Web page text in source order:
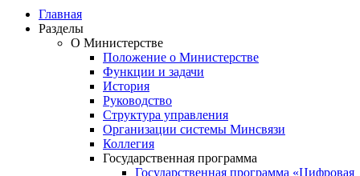
Главная
Разделы
О Министерстве
Положение о Министерстве
Функции и задачи
История
Руководство
Структура управления
Организации системы Минсвязи
Коллегия
Государственная программа
Государственная программа «Цифровая